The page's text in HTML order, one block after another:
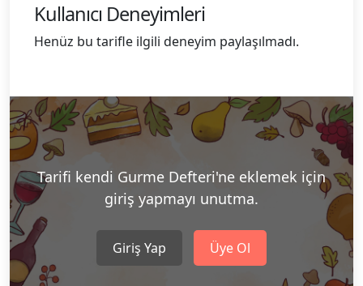
Kullanıcı Deneyimleri
Henüz bu tarifle ilgili deneyim paylaşılmadı.
Tarifi kendi Gurme Defteri'ne eklemek için
giriş yapmayı unutma.
Giriş Yap Üye Ol